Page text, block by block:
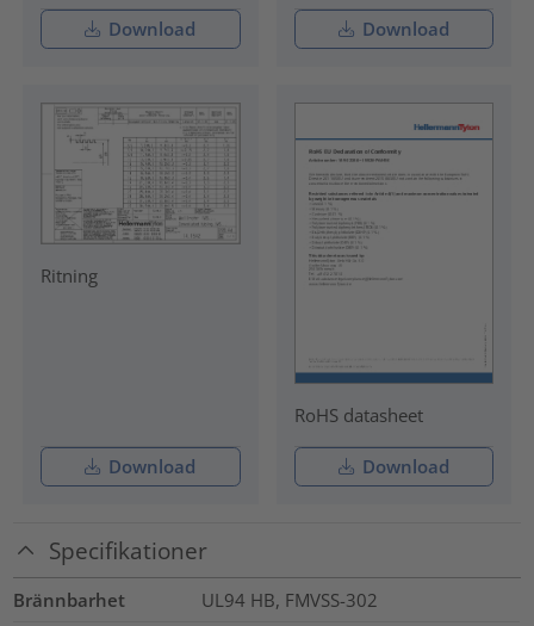
Download Download
Ritning
Download
RoHS datasheet
Download
Specifikationer
Brännbarhet
UL94 HB, FMVSS-302